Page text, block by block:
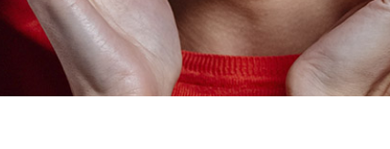
Pérdida de dientes
definitivos
Sensibilidad dental